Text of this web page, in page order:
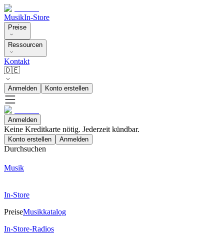
MusikIn-Store
Preise
Ressourcen
Kontakt
🇩🇪
Anmelden Konto erstellen
Anmelden
Keine Kreditkarte nötig. Jederzeit kündbar.
Konto erstellen Anmelden
Durchsuchen
Musik
In-Store
PreiseMusikkatalog
In-Store-Radios